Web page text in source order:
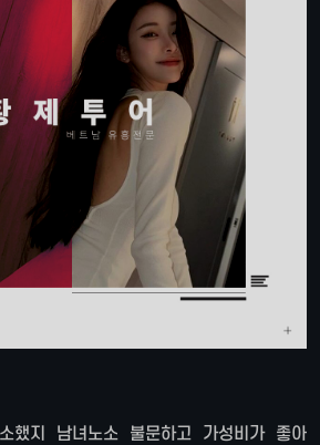
했지 남녀노소 불문하고 가성비가 좋아